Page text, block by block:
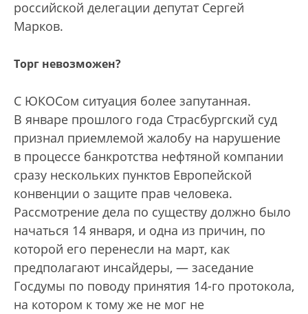
российской делегации депутат Сергей
Марков.
Торг невозможен?
С ЮКОСом ситуация более запутанная.
В январе прошлого года Страсбургский суд
признал приемлемой жалобу на нарушение
в процессе банкротства нефтяной компании
сразу нескольких пунктов Европейской
конвенции о защите прав человека.
Рассмотрение дела по существу должно было
начаться 14 января, и одна из причин, по
которой его перенесли на март, как
предполагают инсайдеры, — заседание
Госдумы по поводу принятия 14-го протокола,
на котором к тому же не мог не